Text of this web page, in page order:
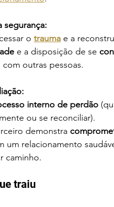
segurança:
o trauma e a
e a disposição de se
outras pessoas.
interno de perdão
ou se reconciliar).
demonstra
um relacionamento
caminho.
traiu